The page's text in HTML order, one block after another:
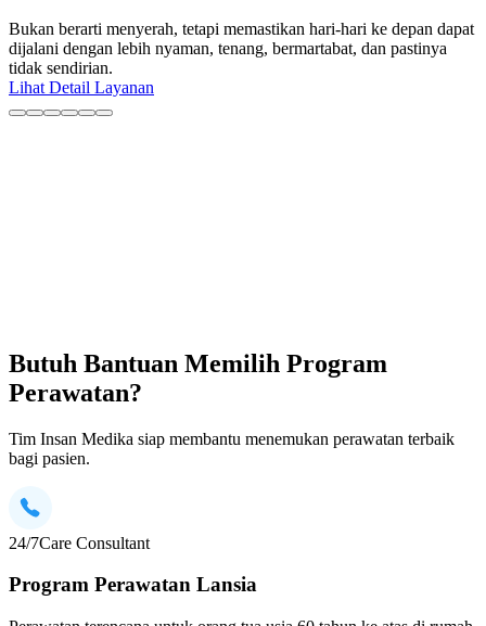
Bukan berarti menyerah, tetapi memastikan hari-hari ke depan dapat
dijalani dengan lebih nyaman, tenang, bermartabat, dan pastinya
tidak sendirian.
Lihat Detail Layanan
Butuh Bantuan Memilih Program
Perawatan?
Tim Insan Medika siap membantu menemukan perawatan terbaik
bagi pasien.
24/7Care Consultant
Program Perawatan Lansia